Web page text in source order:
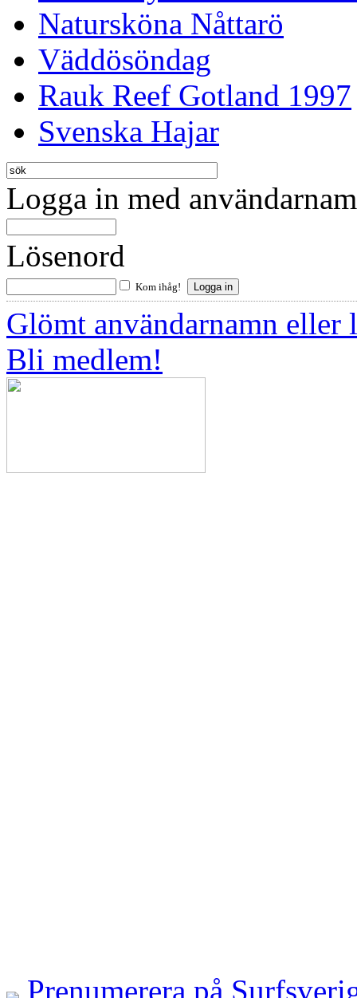
Natursköna Nåttarö
Väddösöndag
Rauk Reef Gotland 1997
Svenska Hajar
Logga in med
Lösenord
Kom ihåg!
Glömt användarnamn eller
Bli medlem!
Prenumerera på